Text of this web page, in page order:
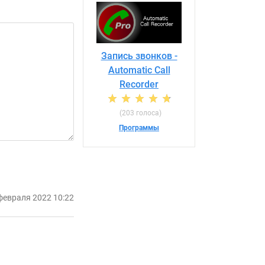
2022 10:22
Запись звонков -
Automatic Call
Recorder
(203 голоса)
Программы